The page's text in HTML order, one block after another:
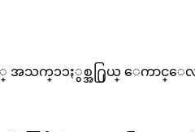
ည့္ အသက္၁၁ႏွစ္အ႐ြယ္ ေကာင္ေလ